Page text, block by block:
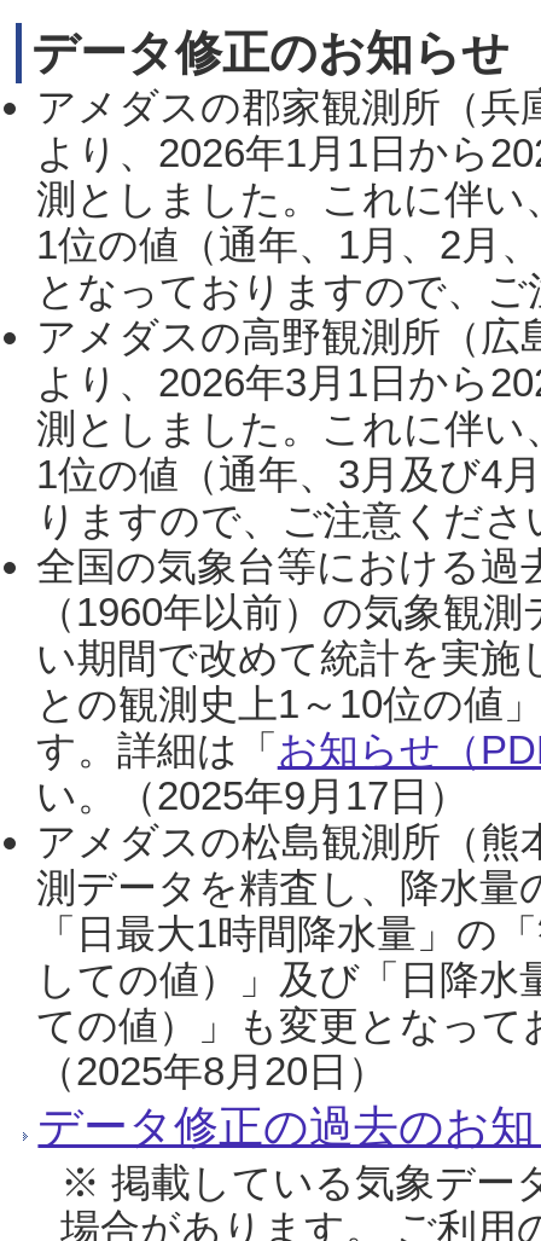
データ修正のお知らせ
アメダスの郡家観測所（
より、2026年1月1日から
測としました。これに伴い
1位の値（通年、1月、2月
となっておりますので、
アメダスの高野観測所（
より、2026年3月1日から
測としました。これに伴い
1位の値（通年、3月及び4
りますので、ご注意くだ
全国の気象台等における過
（1960年以前）の気象観
い期間で改めて統計を実
との観測史上1～10位の値
す。詳細は「 お知らせ（
い。（2025年9月17日）
アメダスの松島観測所（熊
測データを精査し、降水
「日最大1時間降水量」の
しての値）」及び「日降
ての値）」も変更となっ
（2025年8月20日）
データ修正の過去のお
※ 掲載している気象デー
場合があります。 ご利用